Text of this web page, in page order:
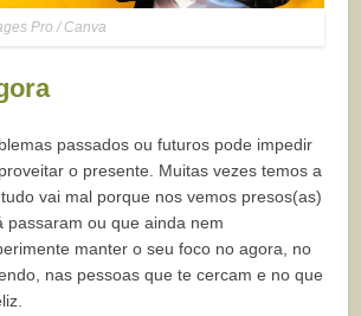
Pro / Canva
passados ou futuros pode impedir
o presente. Muitas vezes temos a
vai mal porque nos vemos presos(as)
passaram ou que ainda nem
manter o seu foco no agora, no
nas pessoas que te cercam e no que